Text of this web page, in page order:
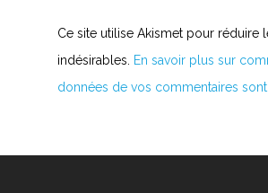
Ce site utilise Akismet pour réduire
indésirables.
En savoir plus sur
données de vos commentaires